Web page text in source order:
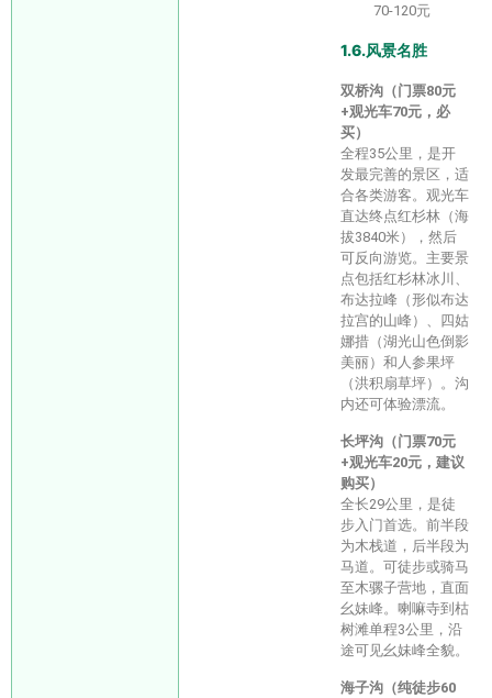
70-120元
1.6.风景名胜
双桥沟（门票80元
+观光车70元，必
买）
全程35公里，是开
发最完善的景区，适
合各类游客。观光车
直达终点红杉林（海
拔3840米），然后
可反向游览。主要景
点包括红杉林冰川、
布达拉峰（形似布达
拉宫的山峰）、四姑
娜措（湖光山色倒影
美丽）和人参果坪
（洪积扇草坪）。沟
内还可体验漂流。
长坪沟（门票70元
+观光车20元，建议
购买）
全长29公里，是徒
步入门首选。前半段
为木栈道，后半段为
马道。可徒步或骑马
至木骡子营地，直面
幺妹峰。喇嘛寺到枯
树滩单程3公里，沿
途可见幺妹峰全貌。
海子沟（纯徒步60